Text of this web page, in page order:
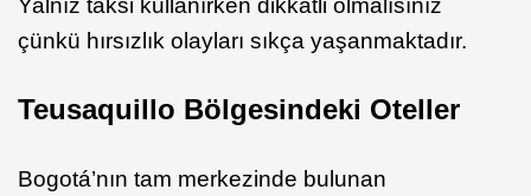
Yalnız taksi kullanırken dikkatli olmalısınız
çünkü hırsızlık olayları sıkça yaşanmaktadır.
Teusaquillo Bölgesindeki Oteller
Bogotá’nın tam merkezinde bulunan